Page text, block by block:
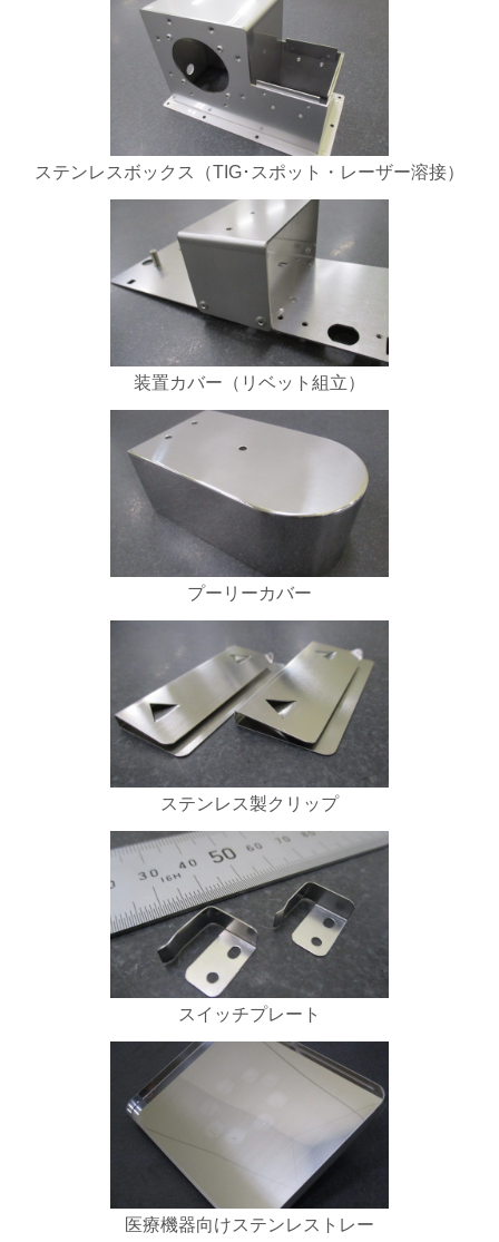
ステンレスボックス（TIG･スポット・レーザー溶接）
装置カバー（リベット組立）
プーリーカバー
ステンレス製クリップ
スイッチプレート
医療機器向けステンレストレー